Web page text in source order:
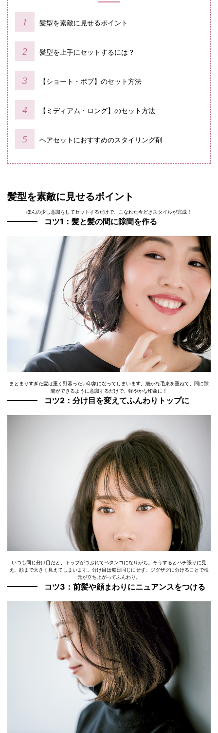
髪型を素敵に見せるポイント
髪型を上手にセットするには？
【ショート・ボブ】のセット方法
【ミディアム・ロング】のセット方法
ヘアセットにおすすめのスタイリング剤
髪型を素敵に見せるポイント
ほんの少し意識をしてセットするだけで、こなれた今どきスタイルが完成！
コツ1：髪と髪の間に隙間を作る
まとまりすぎた髪は重く野暮ったい印象になってしまいます。細かな毛束を重ねて、間に隙
間ができるように意識するだけで、軽やかな印象に！
コツ2：分け目を変えてふんわりトップに
いつも同じ分け目だと、トップがつぶれてペタンコになりがち。そうするとハチ張りに見
え、顔まで大きく見えてしまいます。分け目は毎日同じにせず、ジグザグに分けることで根
元が立ち上がってふんわり。
コツ3：前髪や顔まわりにニュアンスをつける